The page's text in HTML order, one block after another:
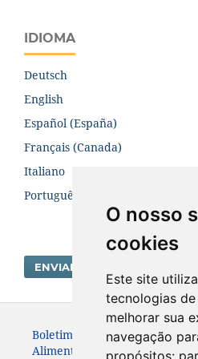
O nosso
cookies
Este site
tecnologias
melhorar sua
navegação
propósitos:
IDIOMA
Deutsch
English
Español (España)
Français (Canada)
Italiano
Português (Brasil)
ENVIAR SUBMISSÃO
Boletim Centro de Pesquisa de
Alimentos. ISSN:19839774